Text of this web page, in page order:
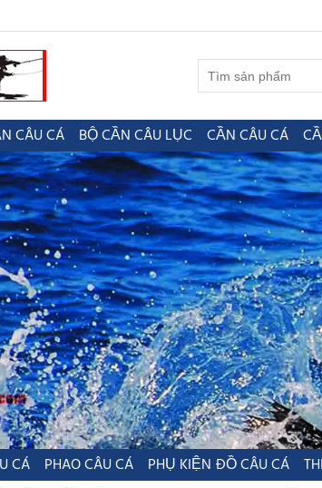
CÂU CÁ BỘ CẦN CÂU LỤC CẦN CÂU CÁ
CÁ PHAO CÂU CÁ PHỤ KIỆN ĐỒ CÂU CÁ